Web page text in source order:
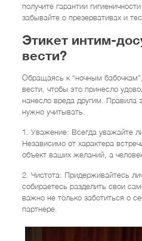
получите гарантии
забывайте о презервативах и
Этикет интим-
вести?
Обращаясь к “ночным
вести, чтобы это принесло
нанесло вреда другим. Правила
нужно учитывать.
1. Уважение: Всегда уважайте
Независимо от характера
объект ваших желаний, а
2. Чистота: Придерживайтесь
собираетесь разделить свои
важно не только заботиться о
партнере.